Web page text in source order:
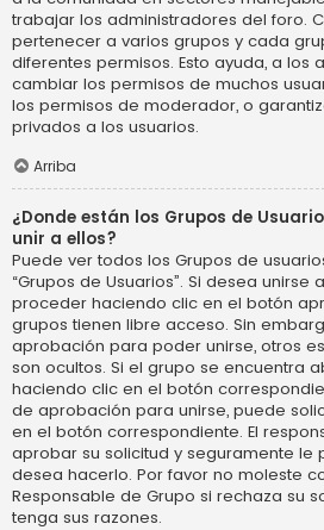
trabajar los administradores del foro.
pertenecer a varios grupos y cada
diferentes permisos. Esto ayuda, a los
cambiar los permisos de muchos
los permisos de moderador, o
privados a los usuarios.
Arriba
¿Donde están los Grupos de
unir a ellos?
Puede ver todos los Grupos de
“Grupos de Usuarios”. Si desea unirse
proceder haciendo clic en el botón
grupos tienen libre acceso. Sin
aprobación para poder unirse, otros
son ocultos. Si el grupo se encuentra
haciendo clic en el botón
de aprobación para unirse, puede
en el botón correspondiente. El
aprobar su solicitud y seguramente le
desea hacerlo. Por favor no moleste
Responsable de Grupo si rechaza su
tenga sus razones.